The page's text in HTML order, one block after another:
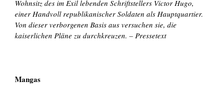
Wohnsitz des im Exil lebenden Schriftstellers Victor Hugo,
einer Handvoll republikanischer Soldaten als Hauptquartier.
Von dieser verborgenen Basis aus versuchen sie, die
kaiserlichen Pläne zu durchkreuzen. – Pressetext
Mangas